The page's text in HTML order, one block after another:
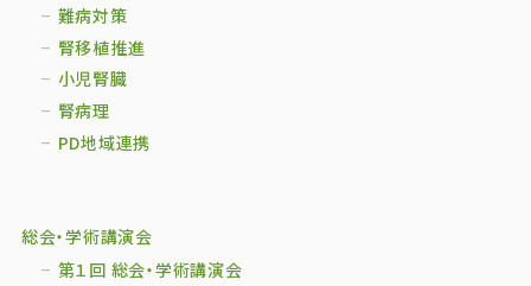
難病対策
腎移植推進
小児腎臓
腎病理
PD地域連携
総会・学術講演会
第１回 総会・学術講演会